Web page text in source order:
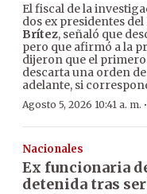
El fiscal de la
dos ex presidentes del
Brítez, señaló que
pero que afirmó a la
dijeron que el
descarta una orden
adelante, si
Agosto 5, 2026 10:41 a. m. ·
Nacionales
Ex funcionaria
detenida tras